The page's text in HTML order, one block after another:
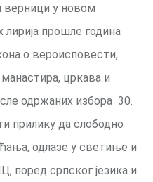
у новом
лирија прошле година
о вероисповести,
цркава и
одржаних избора 30.
прилику да слободно
одлазе у светиње и
поред српског језика и